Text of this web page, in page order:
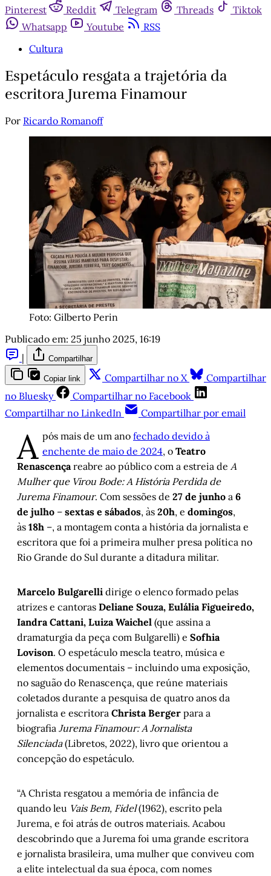
Pinterest
Reddit Telegram Threads
Tiktok
Whatsapp
Youtube
RSS
Cultura
Espetáculo resgata a trajetória da
escritora Jurema Finamour
Por Ricardo Romanoff
Foto: Gilberto Perin
Publicado em: 25 junho 2025, 16:19
|
Compartilhar
Copiar link Compartilhar no X
Compartilhar
no Bluesky
Compartilhar no Facebook
Compartilhar no LinkedIn
Compartilhar por email
A pós mais de um ano fechado devido à
enchente de maio de 2024, o Teatro
Renascençareabre ao público com a estreia de A
Mulher que Virou Bode: A História Perdida de
Jurema Finamour. Com sessões de 27 de junho a 6
de julho – sextas e sábados, às 20h, e domingos,
às 18h –, a montagem conta a história da jornalista e
escritora que foi a primeira mulher presa política no
Rio Grande do Sul durante a ditadura militar.
Marcelo Bulgarelli dirige o elenco formado pelas
atrizes e cantoras Deliane Souza, Eulália Figueiredo,
Iandra Cattani, Luiza Waichel (que assina a
dramaturgia da peça com Bulgarelli) e Sofhia
Lovison. O espetáculo mescla teatro, música e
elementos documentais – incluindo uma exposição,
no saguão do Renascença, que reúne materiais
coletados durante a pesquisa de quatro anos da
jornalista e escritora Christa Berger para a
biografia Jurema Finamour: A Jornalista
Silenciada(Libretos, 2022), livro que orientou a
concepção do espetáculo.
“A Christa resgatou a memória de infância de
quando leu Vais Bem, Fidel(1962), escrito pela
Jurema, e foi atrás de outros materiais. Acabou
descobrindo que a Jurema foi uma grande escritora
e jornalista brasileira, uma mulher que conviveu com
a elite intelectual da sua época, com nomes